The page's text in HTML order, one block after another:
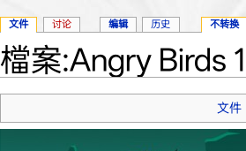
檔案:Angry Birds
文件
文件 讨论 编辑 历史 不转换